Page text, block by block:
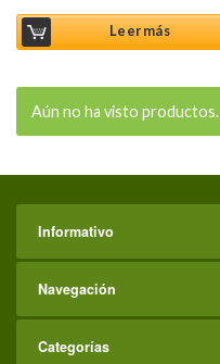
Leer más
Aún no ha visto productos.
Informativo
Navegación
Categorías